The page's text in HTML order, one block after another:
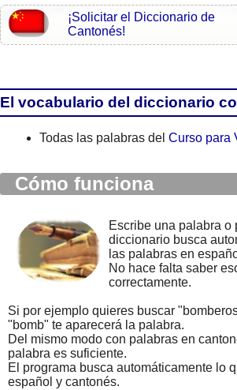
¡Solicitar el Diccionario de
Cantonés!
El vocabulario del diccionario
Todas las palabras del Curso para
Cómo funciona
Escribe una palabra o
diccionario busca
las palabras en
No hace falta saber
correctamente.
Si por ejemplo quieres buscar
"bomb" te aparecerá la palabra.
Del mismo modo con palabras en
palabra es suficiente.
El programa busca automáticamente lo
español y cantonés.